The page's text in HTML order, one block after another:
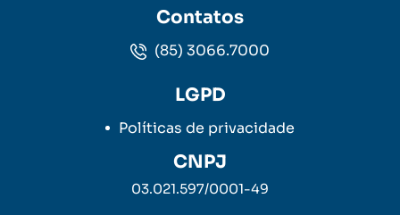
Contatos
(85) 3066.7000
LGPD
Políticas de privacidade
CNPJ
03.021.597/0001-49